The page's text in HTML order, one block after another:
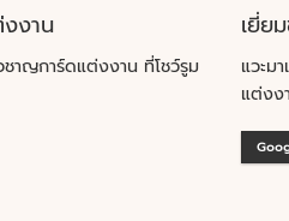
งาน
าญการ์ดแต่งงาน ที่โชว์รูม
เยี่ย
แวะม
แต่ง